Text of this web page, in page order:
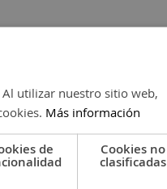
utilizar nuestro sitio web,
Más información
de Cookies no
clasificadas